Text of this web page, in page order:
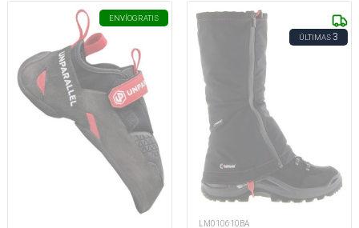
ENVÍOGRATIS
ÚLTIMAS3
LM010610BA